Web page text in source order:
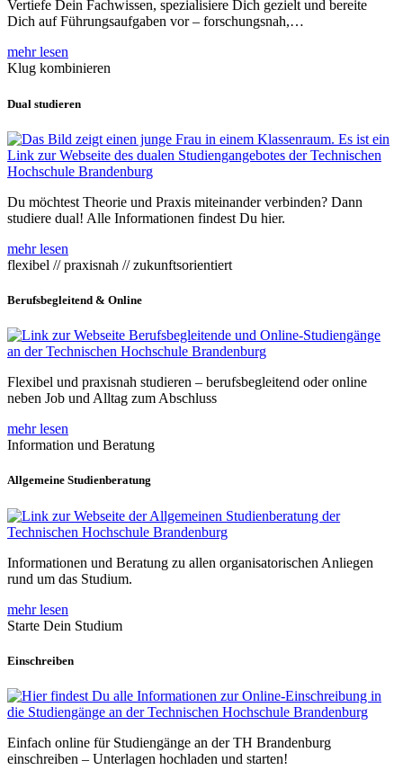
Vertiefe Dein Fachwissen, spezialisiere Dich gezielt und bereite
Dich auf Führungsaufgaben vor – forschungsnah,…
mehr lesen
Klug kombinieren
Dual studieren
Du möchtest Theorie und Praxis miteinander verbinden? Dann
studiere dual! Alle Informationen findest Du hier.
mehr lesen
flexibel // praxisnah // zukunftsorientiert
Berufsbegleitend & Online
Flexibel und praxisnah studieren – berufsbegleitend oder online
neben Job und Alltag zum Abschluss
mehr lesen
Information und Beratung
Allgemeine Studienberatung
Informationen und Beratung zu allen organisatorischen Anliegen
rund um das Studium.
mehr lesen
Starte Dein Studium
Einschreiben
Einfach online für Studiengänge an der TH Brandenburg
einschreiben – Unterlagen hochladen und starten!